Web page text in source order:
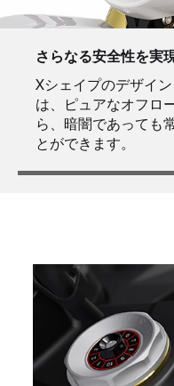
さらなる安全性を実
Xシェイプのデザイ
は、ピュアなオフロ
ら、暗闇であっても
とができます。